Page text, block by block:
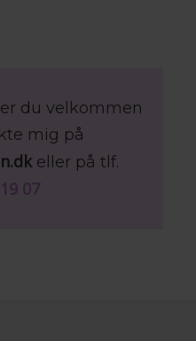
du velkommen
mig på
eller på tlf.
07